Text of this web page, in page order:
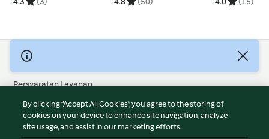
© Hak Cipta 2026
Persyaratan Layanan
Kebijakan Privasi
Penafian
Terbitan
By clicking “Accept All Cookies”, you agree to the storing of
cookies on your device to enhance site navigation, analyze
site usage, and assist in our marketing efforts.